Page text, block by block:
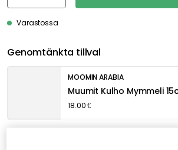
Varastossa
Genomtänkta tillval
MOOMIN ARABIA
18.00 €